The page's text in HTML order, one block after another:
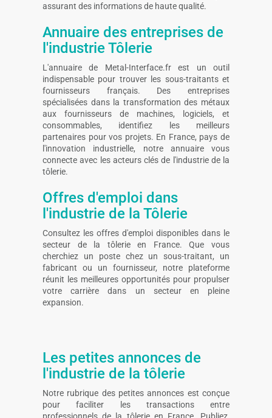
assurant des informations de haute qualité.
Annuaire des entreprises de
l'industrie Tôlerie
L'annuaire de Metal-Interface.fr est un outil
indispensable pour trouver les sous-traitants et
fournisseurs français. Des entreprises
spécialisées dans la transformation des métaux
aux fournisseurs de machines, logiciels, et
consommables, identifiez les meilleurs
partenaires pour vos projets. En France, pays de
l'innovation industrielle, notre annuaire vous
connecte avec les acteurs clés de l'industrie de la
tôlerie.
Offres d'emploi dans
l'industrie de la Tôlerie
Consultez les offres d'emploi disponibles dans le
secteur de la tôlerie en France. Que vous
cherchiez un poste chez un sous-traitant, un
fabricant ou un fournisseur, notre plateforme
réunit les meilleures opportunités pour propulser
votre carrière dans un secteur en pleine
expansion.
Les petites annonces de
l'industrie de la tôlerie
Notre rubrique des petites annonces est conçue
pour faciliter les transactions entre